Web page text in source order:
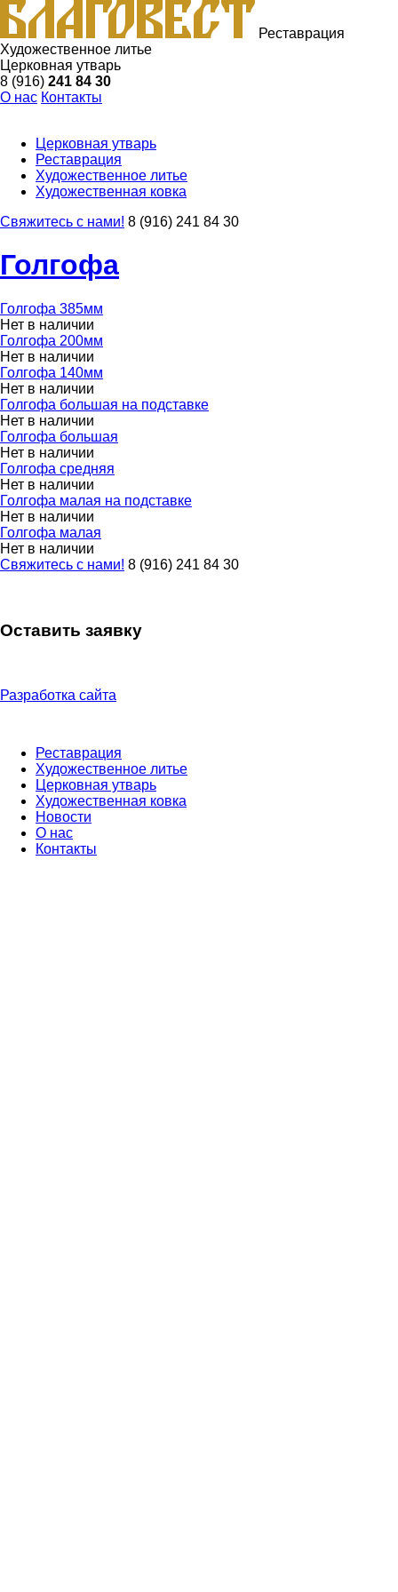
Реставрация
Художественное литье
Церковная утварь
8 (916) 241 84 30
О нас Контакты
Церковная утварь
Реставрация
Художественное литье
Художественная ковка
Свяжитесь с нами! 8 (916) 241 84 30
Голгофа
Голгофа 385мм
Нет в наличии
Голгофа 200мм
Нет в наличии
Голгофа 140мм
Нет в наличии
Голгофа большая на подставке
Нет в наличии
Голгофа большая
Нет в наличии
Голгофа средняя
Нет в наличии
Голгофа малая на подставке
Нет в наличии
Голгофа малая
Нет в наличии
Свяжитесь с нами! 8 (916) 241 84 30
Оставить заявку
Разработка сайта
Реставрация
Художественное литье
Церковная утварь
Художественная ковка
Новости
О нас
Контакты